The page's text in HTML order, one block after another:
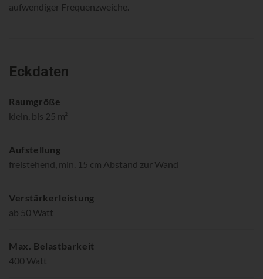
aufwendiger Frequenzweiche.
Eckdaten
Raumgröße
klein, bis 25 m²
Aufstellung
freistehend, min. 15 cm Abstand zur Wand
Verstärkerleistung
ab 50 Watt
Max. Belastbarkeit
400 Watt